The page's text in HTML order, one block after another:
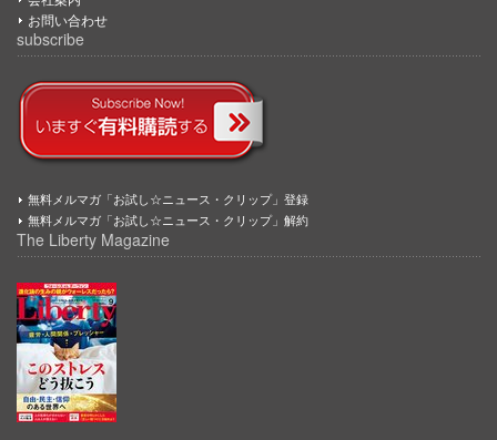
お問い合わせ
subscribe
無料メルマガ「お試し☆ニュース・クリップ」登録
無料メルマガ「お試し☆ニュース・クリップ」解約
The Liberty Magazine